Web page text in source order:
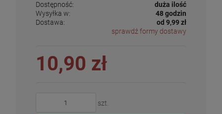
Dostępność:
duża ilość
Wysyłka w:
48 godzin
Dostawa:
od 9,99 zł
sprawdź formy dostawy
10,90 zł
szt.